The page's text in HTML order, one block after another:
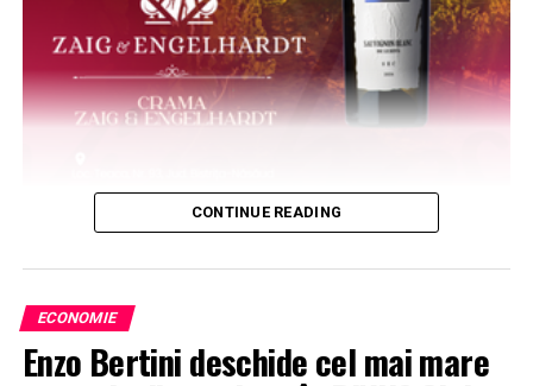
CONTINUE READING
ECONOMIE
Enzo Bertini deschide cel mai mare